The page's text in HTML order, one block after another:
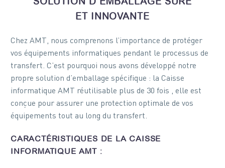
ET INNOVANTE
Chez AMT, nous comprenons l’importance de protéger
vos équipements informatiques pendant le processus de
transfert. C’est pourquoi nous avons développé notre
propre solution d’emballage spécifique : la Caisse
informatique AMT réutilisable plus de 30 fois , elle est
conçue pour assurer une protection optimale de vos
équipements tout au long du transfert.
CARACTÉRISTIQUES DE LA CAISSE
INFORMATIQUE AMT :